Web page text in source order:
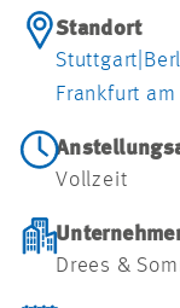
Standort
Stuttgart
Frankfurt
Vollzeit
Drees &